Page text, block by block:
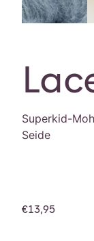
Superkid-
Seide
€13,95